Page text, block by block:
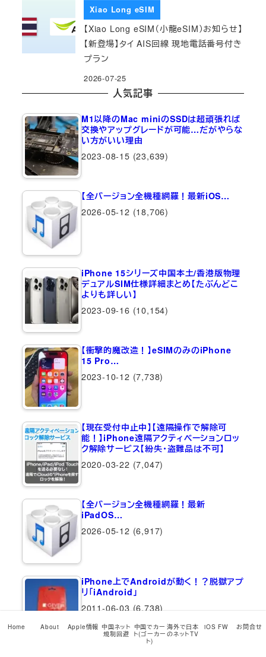
Xiao Long eSIM
【Xiao Long eSIM（小龍eSIM）お知らせ】
【新登場】タイ AIS回線 現地電話番号付き
プラン
2026-07-25
人気記事
M1以降のMac miniのSSDは超頑張れば
交換やアップグレードが可能…だがやらな
い方がいい理由
2023-08-15 (23,639)
【全バージョン全機種網羅！最新iOS…
2026-05-12 (18,706)
iPhone 15シリーズ中国本土/香港版物理
デュアルSIM仕様詳細まとめ【たぶんどこ
よりも詳しい】
2023-09-16 (10,154)
【衝撃的魔改造！】eSIMのみのiPhone
15 Pro…
2023-10-12 (7,738)
【現在受付中止中】【遠隔操作で解除可
能！】iPhone遠隔アクティベーションロッ
ク解除サービス【紛失・盗難品は不可】
2020-03-22 (7,047)
【全バージョン全機種網羅！最新
iPadOS…
2026-05-12 (6,917)
iPhone上でAndroidが動く！？脱獄アプ
リ「iAndroid」
2011-06-03 (6,738)
Home About Apple情報 中国ネット
規制回避
中国でカー
ト(ゴーカー
ト)
海外で日本
のネットTV
iOS FW お問合せ